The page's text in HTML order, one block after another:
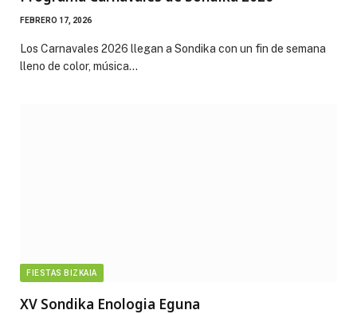
FEBRERO 17, 2026
Los Carnavales 2026 llegan a Sondika con un fin de semana
lleno de color, música…
FIESTAS BIZKAIA
XV Sondika Enologia Eguna